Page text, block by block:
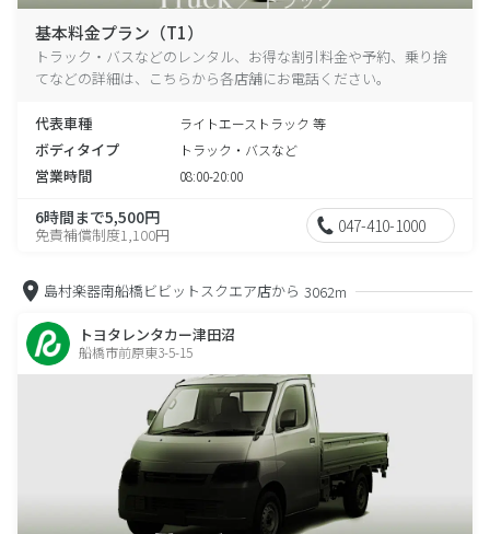
基本料金プラン（T1）
トラック・バスなどのレンタル、お得な割引料金や予約、乗り捨
てなどの詳細は、こちらから各店舗にお電話ください。
代表車種 ライトエーストラック 等
ボディタイプ トラック・バスなど
営業時間 08:00-20:00
6時間まで5,500円
免責補償制度1,100円 047-410-1000
島村楽器南船橋ビビットスクエア店から 3062m
トヨタレンタカー津田沼
船橋市前原東3-5-15